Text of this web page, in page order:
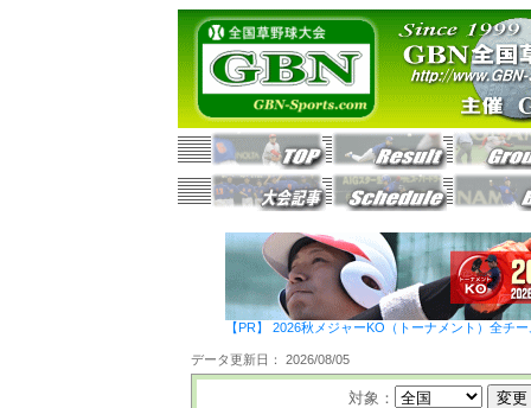
【PR】 2026秋メジャーKO（トーナメント）全チ
データ更新日： 2026/08/05
対象：